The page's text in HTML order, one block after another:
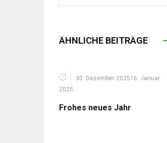
ÄHNLICHE BEITRÄGE
30. Dezember 202516. Januar
2025
Frohes neues Jahr